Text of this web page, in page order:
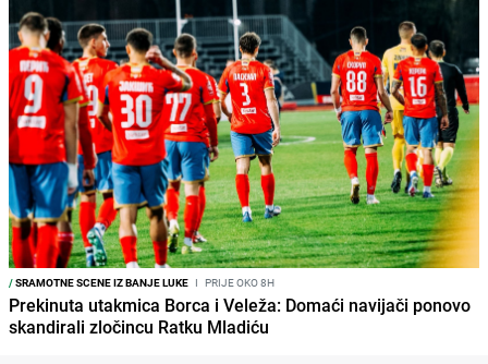
/SRAMOTNE SCENE IZ BANJE LUKE I PRIJE OKO 8H
Prekinuta utakmica Borca i Veleža: Domaći navijači ponovo
skandirali zločincu Ratku Mladiću